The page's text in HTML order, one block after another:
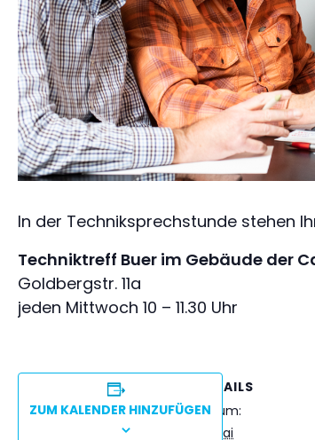
In der Techniksprechstunde stehen
Techniktreff Buer im Gebäude der
Goldbergstr. 11a
jeden Mittwoch 10 – 11.30 Uhr
ZUM KALENDER HINZUFÜGEN
DETAILS
Datum:
13. Mai